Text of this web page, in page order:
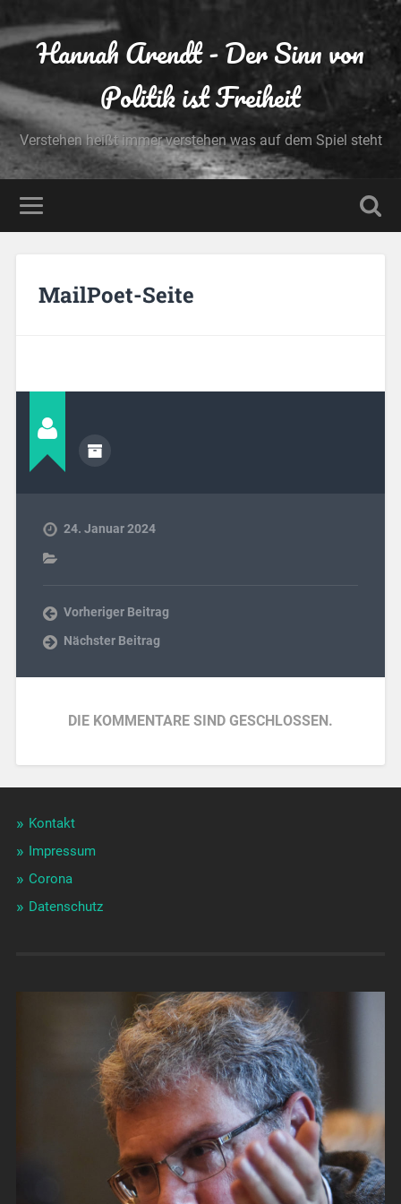
Hannah Arendt - Der Sinn von
Politik ist Freiheit
Verstehen heißt immer verstehen was auf dem Spiel steht
MailPoet-Seite
24. Januar 2024
Vorheriger Beitrag
Nächster Beitrag
DIE KOMMENTARE SIND GESCHLOSSEN.
Kontakt
Impressum
Corona
Datenschutz